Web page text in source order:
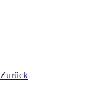
Zurück